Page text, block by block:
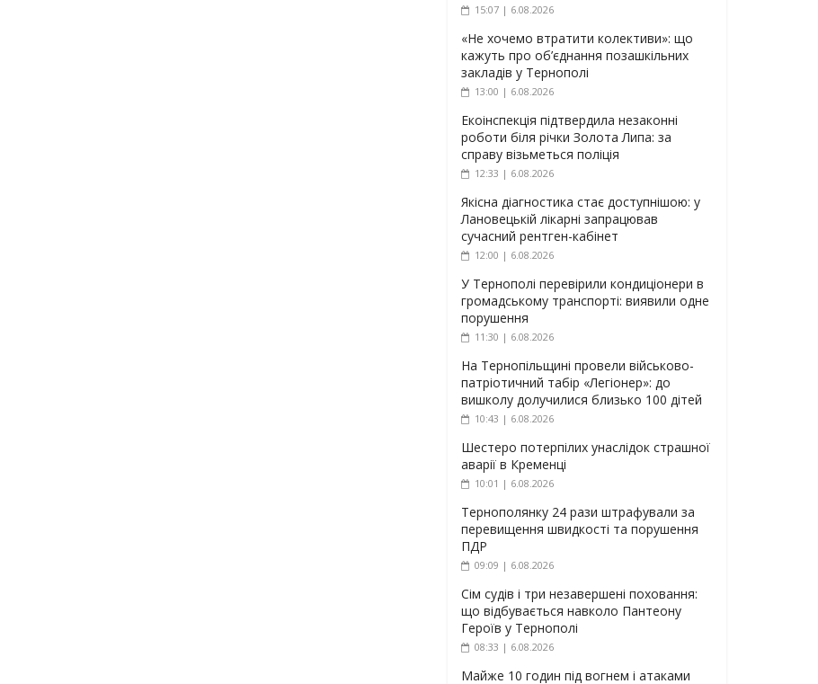
15:07 | 6.08.2026
«Не хочемо втратити колективи»: що
кажуть про об’єднання позашкільних
закладів у Тернополі
13:00 | 6.08.2026
Екоінспекція підтвердила незаконні
роботи біля річки Золота Липа: за
справу візьметься поліція
12:33 | 6.08.2026
Якісна діагностика стає доступнішою: у
Лановецькій лікарні запрацював
сучасний рентген-кабінет
12:00 | 6.08.2026
У Тернополі перевірили кондиціонери в
громадському транспорті: виявили одне
порушення
11:30 | 6.08.2026
На Тернопільщині провели військово-
патріотичний табір «Легіонер»: до
вишколу долучилися близько 100 дітей
10:43 | 6.08.2026
Шестеро потерпілих унаслідок страшної
аварії в Кременці
10:01 | 6.08.2026
Тернополянку 24 рази штрафували за
перевищення швидкості та порушення
ПДР
09:09 | 6.08.2026
Сім судів і три незавершені поховання:
що відбувається навколо Пантеону
Героїв у Тернополі
08:33 | 6.08.2026
Майже 10 годин під вогнем і атаками